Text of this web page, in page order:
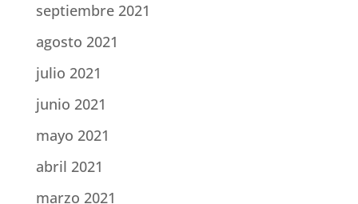
septiembre 2021
agosto 2021
julio 2021
junio 2021
mayo 2021
abril 2021
marzo 2021